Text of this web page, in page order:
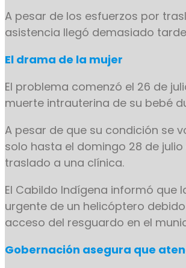
A pesar de los esfuerzos por
asistencia llegó demasiado
El drama de la mujer
El problema comenzó el 26 de
muerte intrauterina de su bebé
A pesar de que su condición se
solo hasta el domingo 28 de
traslado a una clínica.
El Cabildo Indígena informó que
urgente de un helicóptero
acceso del resguardo en el
Gobernación asegura que